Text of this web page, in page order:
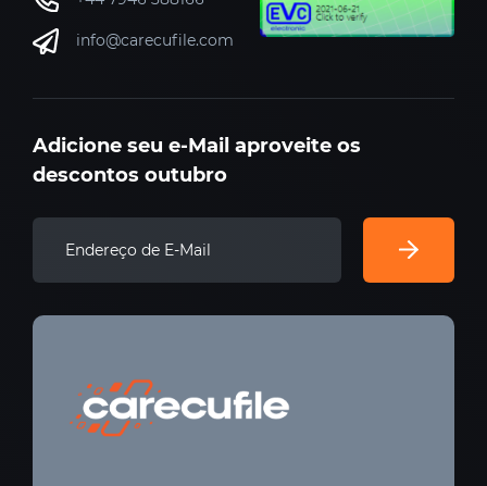
info@carecufile.com
Adicione seu e-Mail aproveite os
descontos outubro